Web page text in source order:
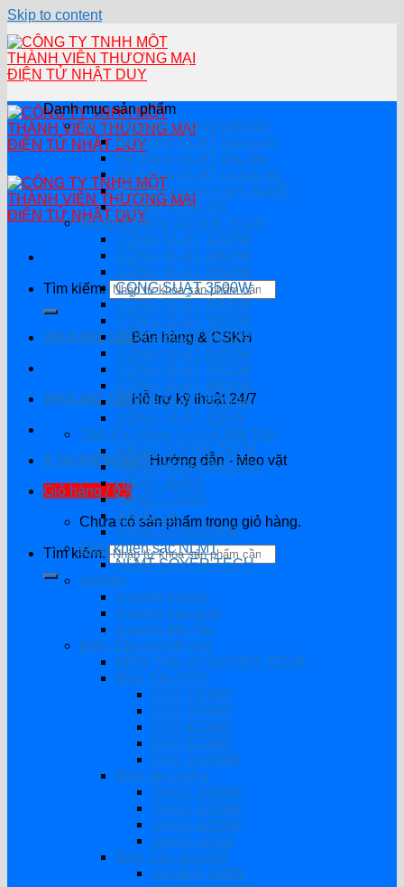
Skip to content
Tìm kiếm:
0914.482.135Bán hàng & CSKH
0914.482.135Hỗ trợ kỹ thuật 24/7
K.NGHIỆM HAYHướng dẫn - Mẹo vặt
Giỏ hàng /0₫
Chưa có sản phẩm trong giỏ hàng.
Tìm kiếm:
Danh mục sản phẩm
Hệ thống năng lượng mặt trời
Hệ thống NLMT hòa lưới
Hệ thông NLMT độc lập
Hệ thống NLMT có lưu trữ
Hệ thống bơm nước NLMT
Combo tự lắp đặt
BỘ ĐỔI ĐIỆN SOYER TECH
CÔNG SUẤT 1200W
CÔNG SUẤT 2000W
CÔNG SUẤT 3000W
CÔNG SUẤT 3500W
CÔNG SUẤT 4200W
CÔNG SUẤT 5000W
CÔNG SUẤT 5500W
CÔNG SUẤT 6200W
CÔNG SUẤT 7000W
CÔNG SUẤT 8000W
CÔNG SUẤT 8200W
CÔNG SUẤT 11KW
Tấm Pin Năng Lượng Mặt Trời
HÃNG SOYER TECH
HÃNG ASTRONERGY
HÃNG JINKO
HÃNG LONGI
HÃNG JA
HÃNG CANADIAN
Điều khiển sạc NLMT
NLMT SOYER TECH
Inverter
Inverter hybrid
Inverter hòa lưới
Inverter độc lập
Biến Tần On/Off Grid
BIẾN TẦN ST-SOYER TECH
Biến Tần EVO
EVO 1600W
EVO 3000W
EVO 4200W
EVO 6200W
EVO 10200W
Biến tần SaKo
SAKO 3000W
SAKO 4200W
SAKO 6200W
SAKO 11KW
Biến Tần SUOER
SUOER 500W